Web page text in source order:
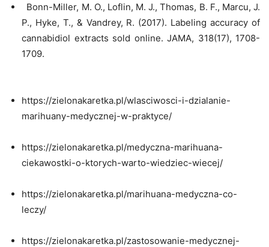
Bonn-Miller, M. O., Loflin, M. J., Thomas, B. F., Marcu, J.
P., Hyke, T., & Vandrey, R. (2017). Labeling accuracy of
cannabidiol extracts sold online. JAMA, 318(17), 1708-
1709.
https://zielonakaretka.pl/wlasciwosci-i-dzialanie-
marihuany-medycznej-w-praktyce/
https://zielonakaretka.pl/medyczna-marihuana-
ciekawostki-o-ktorych-warto-wiedziec-wiecej/
https://zielonakaretka.pl/marihuana-medyczna-co-
leczy/
https://zielonakaretka.pl/zastosowanie-medycznej-